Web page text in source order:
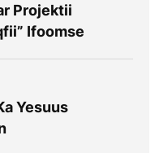
Projektii
Ifoomse
Yesuus